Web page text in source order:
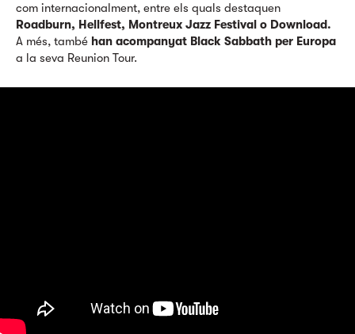
com internacionalment, entre els quals destaquen
Roadburn, Hellfest, Montreux Jazz Festival o Download.
A més, també han acompanyat Black Sabbath per Europa
a la seva Reunion Tour.